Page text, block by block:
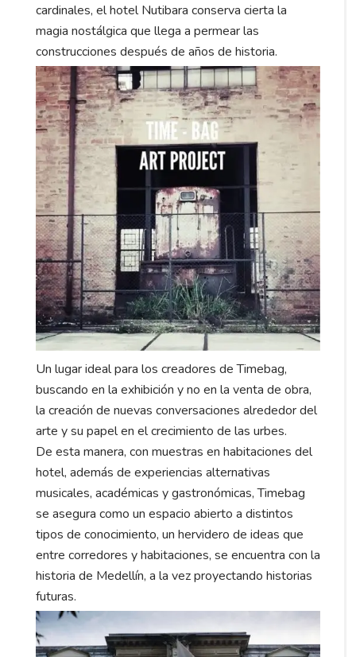
cardinales, el hotel Nutibara conserva cierta la
magia nostálgica que llega a permear las
construcciones después de años de historia.
Un lugar ideal para los creadores de Timebag,
buscando en la exhibición y no en la venta de obra,
la creación de nuevas conversaciones alrededor del
arte y su papel en el crecimiento de las urbes.
De esta manera, con muestras en habitaciones del
hotel, además de experiencias alternativas
musicales, académicas y gastronómicas, Timebag
se asegura como un espacio abierto a distintos
tipos de conocimiento, un hervidero de ideas que
entre corredores y habitaciones, se encuentra con la
historia de Medellín, a la vez proyectando historias
futuras.